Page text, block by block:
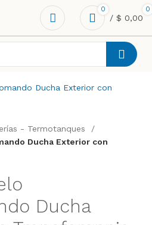
0 0
/ $ 0,00
- Termotanques
Ducha Exterior con
Ducha